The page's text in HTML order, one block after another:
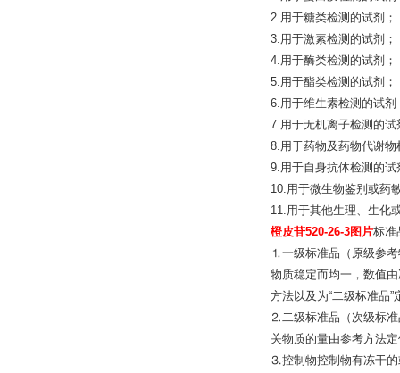
2.用于糖类检测的试剂；
3.用于激素检测的试剂；
4.用于酶类检测的试剂；
5.用于酯类检测的试剂；
6.用于维生素检测的试剂
7.用于无机离子检测的试
8.用于药物及药物代谢物
9.用于自身抗体检测的试
10.用于微生物鉴别或药
11.用于其他生理、生化
橙皮苷520-26-3图片标准
⒈一级标准品（原级参
物质稳定而均一，数值
方法以及为“二级标准品
⒉二级标准品（次级标
关物质的量由参考方法
⒊控制物控制物有冻干的